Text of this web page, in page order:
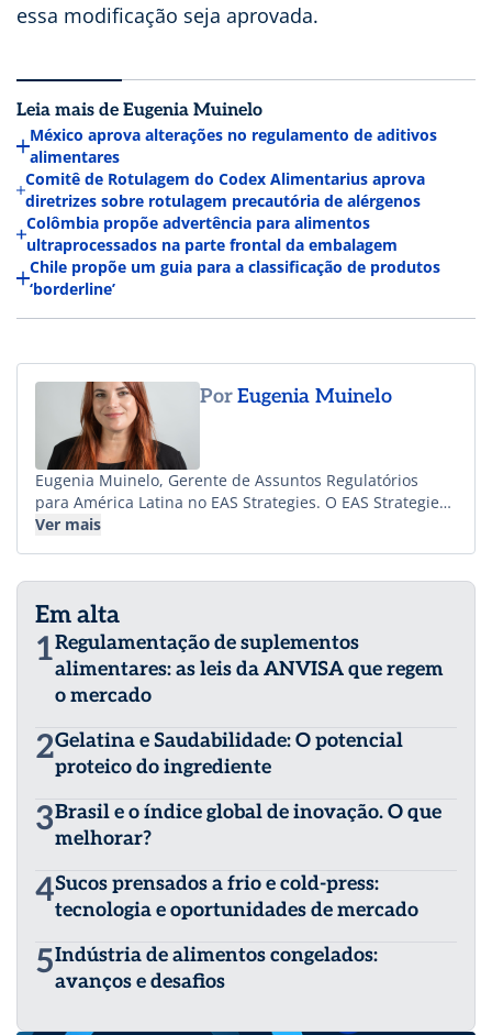
essa modificação seja aprovada.
Leia mais de Eugenia Muinelo
México aprova alterações no regulamento de aditivos
alimentares
Comitê de Rotulagem do Codex Alimentarius aprova
diretrizes sobre rotulagem precautória de alérgenos
Colômbia propõe advertência para alimentos
ultraprocessados na parte frontal da embalagem
Chile propõe um guia para a classificação de produtos
‘borderline’
PorEugenia Muinelo
Eugenia Muinelo, Gerente de Assuntos Regulatórios
para América Latina no EAS Strategies. O EAS Strategies
é um centro global de especialistas em consultoria
incluindo todos os países da região da América Latina.
EAS Strategies também possui escritórios em outras
regiões, abrangendo os países da União Europeia,
África, Oriente Médio, Oceania, Rússia, e Comunidade
dos Estados Independentes (CEI) e países do Sudeste
Ver mais
Em alta
1Regulamentação de suplementos
alimentares: as leis da ANVISA que regem
o mercado
2Gelatina e Saudabilidade: O potencial
proteico do ingrediente
3Brasil e o índice global de inovação. O que
melhorar?
4Sucos prensados a frio e cold-press:
tecnologia e oportunidades de mercado
5Indústria de alimentos congelados:
avanços e desafios